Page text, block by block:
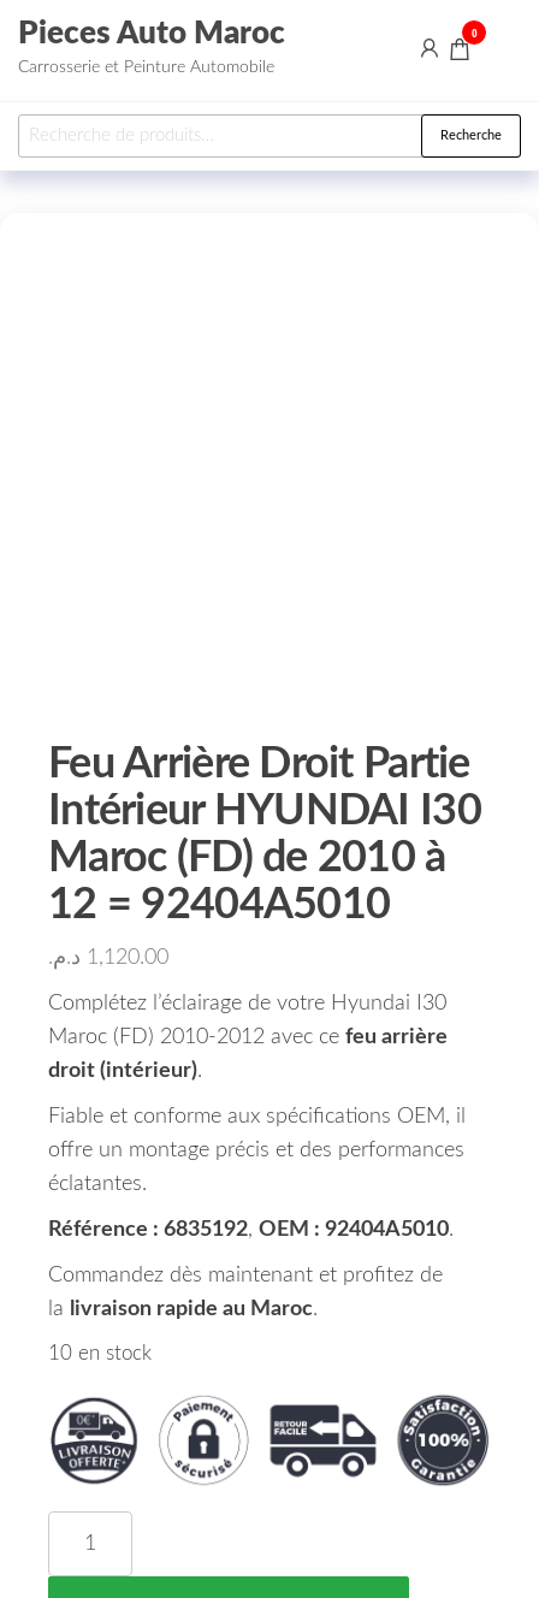
Aller au contenu
Pieces Auto Maroc
Carrosserie et Peinture Automobile
0
Recherche pour : Recherche
Feu Arrière Droit Partie
Intérieur HYUNDAI I30
Maroc (FD) de 2010 à
12 = 92404A5010
1,120.00 د.م.
Complétez l’éclairage de votre Hyundai I30
Maroc (FD) 2010-2012 avec ce feu arrière
droit (intérieur).
Fiable et conforme aux spécifications OEM, il
offre un montage précis et des performances
éclatantes.
Référence : 6835192, OEM : 92404A5010.
Commandez dès maintenant et profitez de
la
livraison rapide au Maroc.
10 en stock